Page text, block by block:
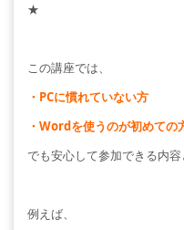
★
この講座では、
・PCに慣れていない方
・Wordを使うのが初めての
でも安心して参加できる内容
例えば、